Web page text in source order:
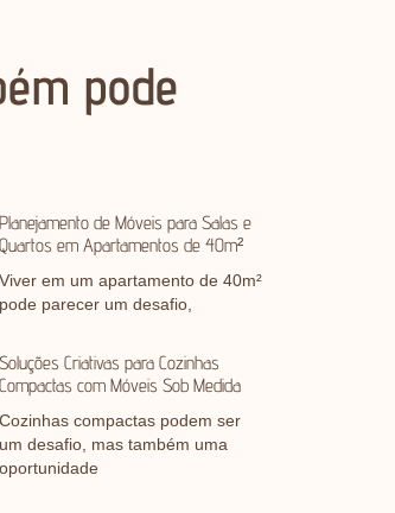
pode
Planejamento de Móveis para Salas e
Quartos em Apartamentos de 40m²
Viver em um apartamento de 40m²
pode parecer um desafio,
Soluções Criativas para Cozinhas
Compactas com Móveis Sob Medida
Cozinhas compactas podem ser
um desafio, mas também uma
oportunidade